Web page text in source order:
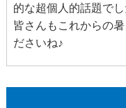
的な超個人的話題で
皆さんもこれからの
ださいね♪